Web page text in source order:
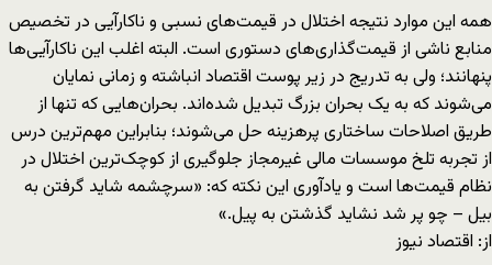
همه این موارد نتیجه اختلال در قیمت‌های نسبی و ناکارآیی در تخصیص
منابع ناشی از قیمت‌گذاری‌های دستوری است. البته اغلب این ناکارآیی‌ها
پنهانند؛ ولی به تدریج در زیر پوست اقتصاد انباشته و زمانی نمایان
می‌شوند که به یک بحران بزرگ تبدیل شده‌اند. بحران‌هایی که تنها از
طریق اصلاحات ساختاری پرهزینه حل می‌شوند؛ بنابراین مهم‌ترین درس
از تجربه تلخ موسسات مالی غیرمجاز جلوگیری از کوچک‌ترین اختلال در
نظام قیمت‌ها است و یادآوری این نکته که‌‌‌‌: «سرچشمه شاید گرفتن به
بیل – چو پر شد نشاید گذشتن به پیل.»
از: اقتصاد نیوز